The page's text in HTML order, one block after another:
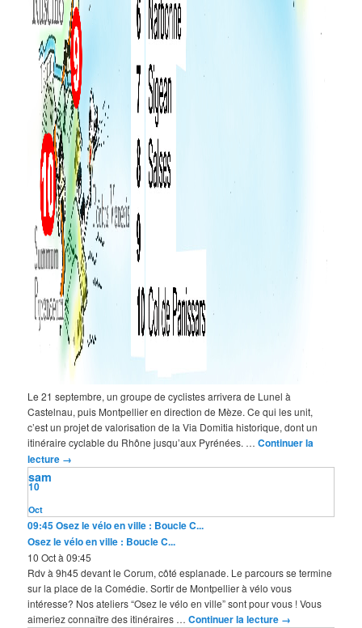
Le 21 septembre, un groupe de cyclistes arrivera de Lunel à
Castelnau, puis Montpellier en direction de Mèze. Ce qui les unit,
c’est un projet de valorisation de la Via Domitia historique, dont un
itinéraire cyclable du Rhône jusqu’aux Pyrénées. …Continuer la
lecture →
Oct
10
sam
09:45Osez le vélo en ville : Boucle C...
Osez le vélo en ville : Boucle C...
10 Oct à 09:45
Rdv à 9h45 devant le Corum, côté esplanade. Le parcours se termine
sur la place de la Comédie. Sortir de Montpellier à vélo vous
intéresse? Nos ateliers “Osez le vélo en ville” sont pour vous ! Vous
aimeriez connaître des itinéraires …Continuer la lecture →